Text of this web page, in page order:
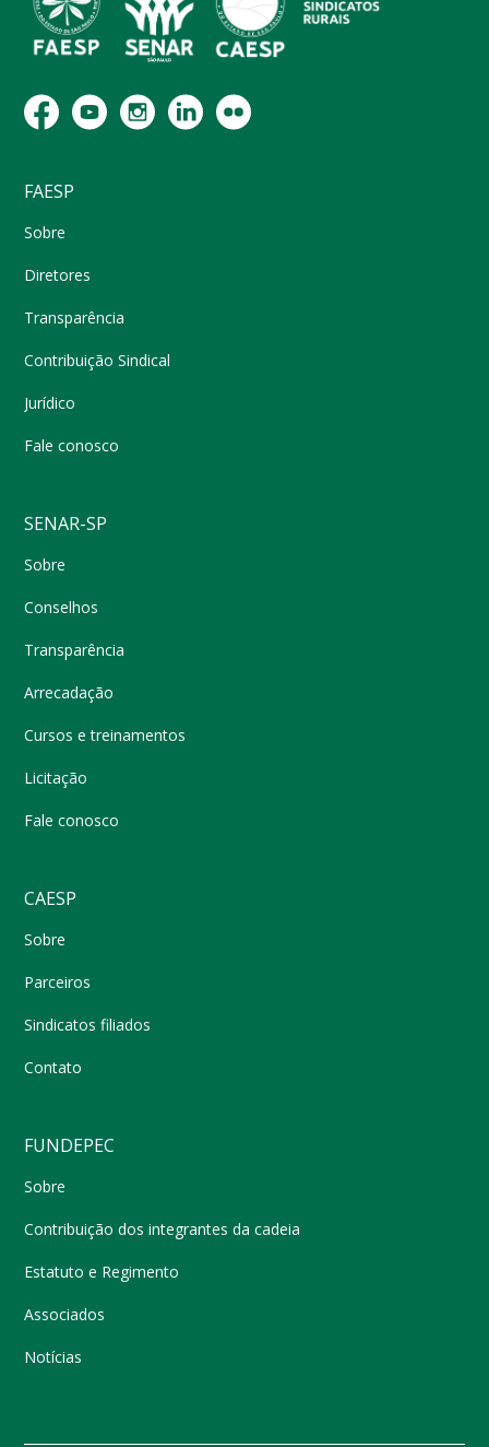
FAESP
Sobre
Diretores
Transparência
Contribuição Sindical
Jurídico
Fale conosco
SENAR-SP
Sobre
Conselhos
Transparência
Arrecadação
Cursos e treinamentos
Licitação
Fale conosco
CAESP
Sobre
Parceiros
Sindicatos filiados
Contato
FUNDEPEC
Sobre
Contribuição dos integrantes da cadeia
Estatuto e Regimento
Associados
Notícias